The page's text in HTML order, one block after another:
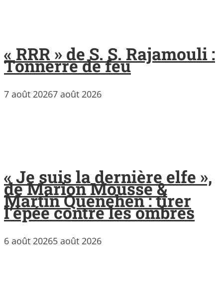
« RRR » de S. S. Rajamouli :
Tonnerre de feu
7 août 20267 août 2026
« Je suis la dernière elfe »,
de Marion Mousse &
Martin Quenehen : tirer
l’épée contre les ombres
6 août 20265 août 2026